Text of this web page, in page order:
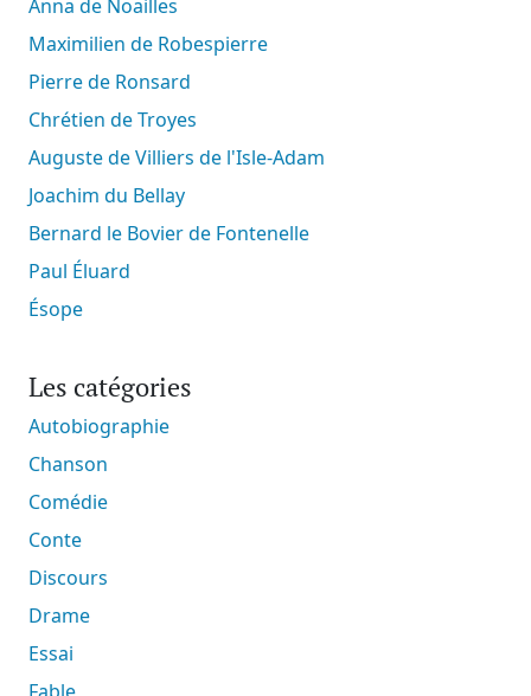
Anna de Noailles
Maximilien de Robespierre
Pierre de Ronsard
Chrétien de Troyes
Auguste de Villiers de l'Isle-Adam
Joachim du Bellay
Bernard le Bovier de Fontenelle
Paul Éluard
Ésope
Les catégories
Autobiographie
Chanson
Comédie
Conte
Discours
Drame
Essai